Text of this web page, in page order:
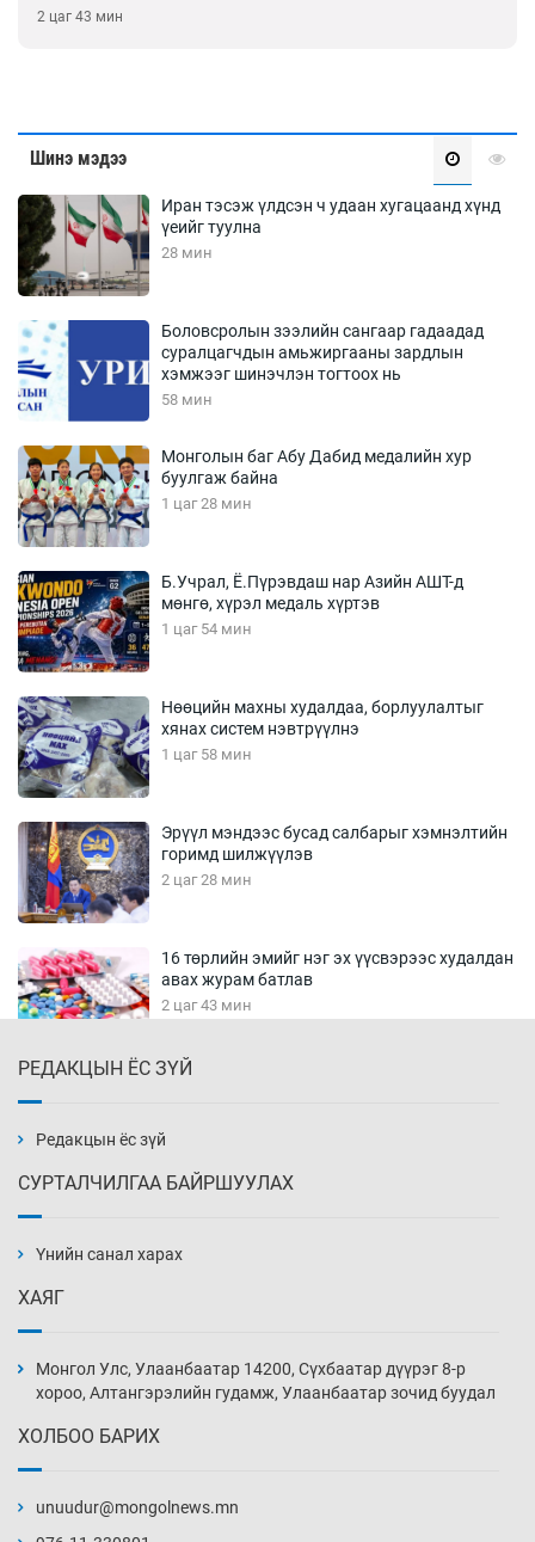
2 цаг 43 мин
Шинэ мэдээ
Иран тэсэж үлдсэн ч удаан хугацаанд хүнд
үеийг туулна
28 мин
Боловсролын зээлийн сангаар гадаадад
суралцагчдын амьжиргааны зардлын
хэмжээг шинэчлэн тогтоох нь
58 мин
Монголын баг Абу Дабид медалийн хур
буулгаж байна
1 цаг 28 мин
Б.Учрал, Ё.Пүрэвдаш нар Азийн АШТ-д
мөнгө, хүрэл медаль хүртэв
1 цаг 54 мин
Нөөцийн махны худалдаа, борлуулалтыг
хянах систем нэвтрүүлнэ
1 цаг 58 мин
Эрүүл мэндээс бусад салбарыг хэмнэлтийн
горимд шилжүүлэв
2 цаг 28 мин
16 төрлийн эмийг нэг эх үүсвэрээс худалдан
авах журам батлав
2 цаг 43 мин
2 цаг 58 мин
3 цаг 28 мин
3 цаг 58 мин
4 цаг 28 мин
РЕДАКЦЫН ЁС ЗҮЙ
Редакцын ёс зүй
СУРТАЛЧИЛГАА БАЙРШУУЛАХ
Үнийн санал харах
ХАЯГ
Монгол Улс, Улаанбаатар 14200, Сүхбаатар дүүрэг 8-р
хороо, Алтангэрэлийн гудамж, Улаанбаатар зочид буудал
ХОЛБОО БАРИХ
unuudur@mongolnews.mn